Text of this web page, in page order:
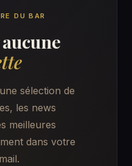
DU BAR
sélection de
les news
meilleures
dans votre